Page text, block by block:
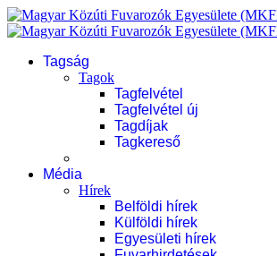
Tagság
Tagok
Tagfelvétel
Tagfelvétel új
Tagdíjak
Tagkereső
Média
Hírek
Belföldi hírek
Külföldi hírek
Egyesületi hírek